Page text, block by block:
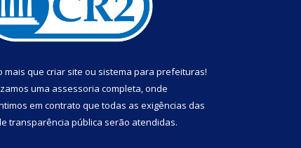
mais que criar site ou sistema para prefeituras!
uma assessoria completa, onde
em contrato que todas as exigências das
transparência pública serão atendidas.